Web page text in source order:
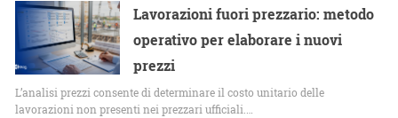
Lavorazioni fuori prezzario: metodo
operativo per elaborare i nuovi
prezzi
L’analisi prezzi consente di determinare il costo unitario delle
lavorazioni non presenti nei prezzari ufficiali.…